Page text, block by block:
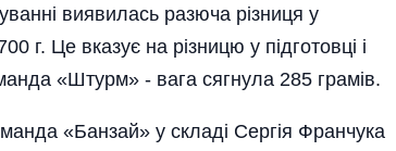
виявилась разюча різниця у
г. Це вказує на різницю у підготовці і
«Штурм» - вага сягнула 285 грамів.
«Банзай» у складі Сергія Франчука